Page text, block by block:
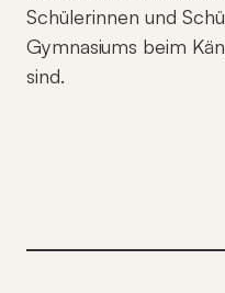
Schülerinnen und
Gymnasiums beim
sind.